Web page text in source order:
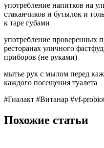
употребление напитков на
стаканчиков и бутылок и
к таре губами
употребление проверенных
ресторанах уличного
приборов (не руками)
мытье рук с мылом перед
каждого посещения туалета
#Гиалакт #Витанар #vf-
Похожие статьи